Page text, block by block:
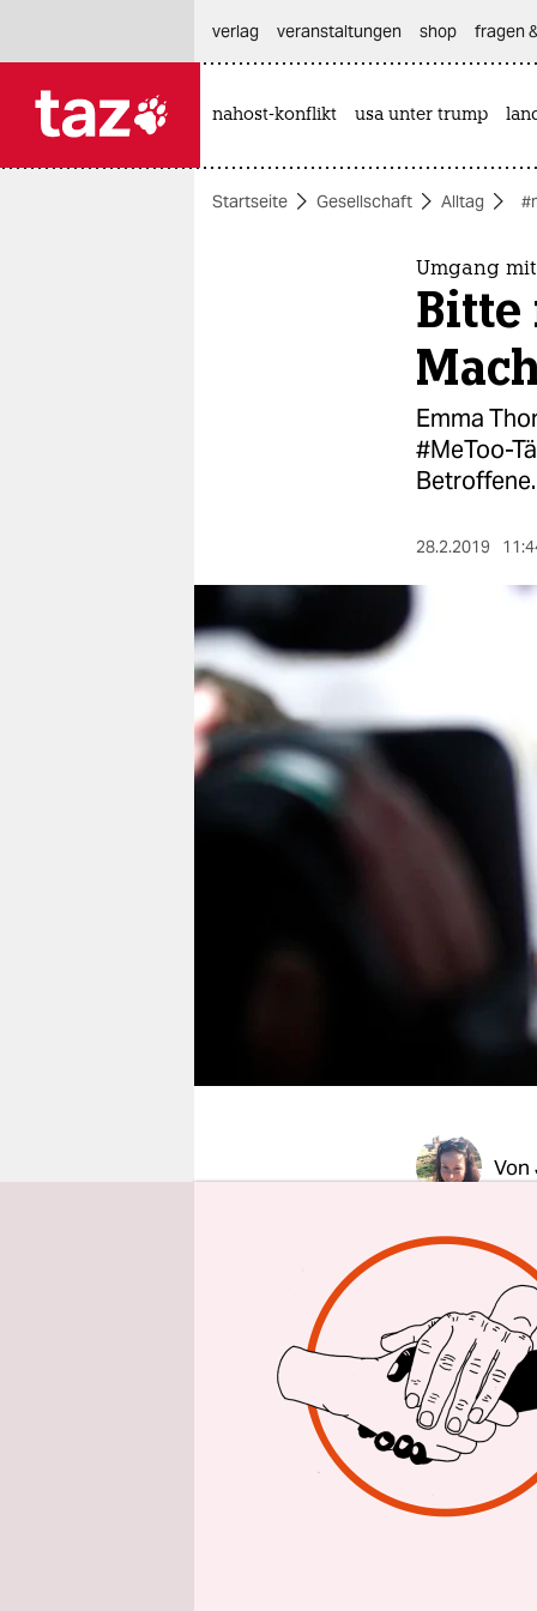
themen
nord
wahrheit
verlag
verlag
veranstaltungen
verlag
veranstaltungen shop fragen
nahost-konflikt usa unter trump
Startseite Gesellschaft Alltag
Umgang
Emma
#MeToo-
Betroffene.
28.2.2019
Von
dafür ist
Lasseter.
von ihm
Leben
Jetzt will